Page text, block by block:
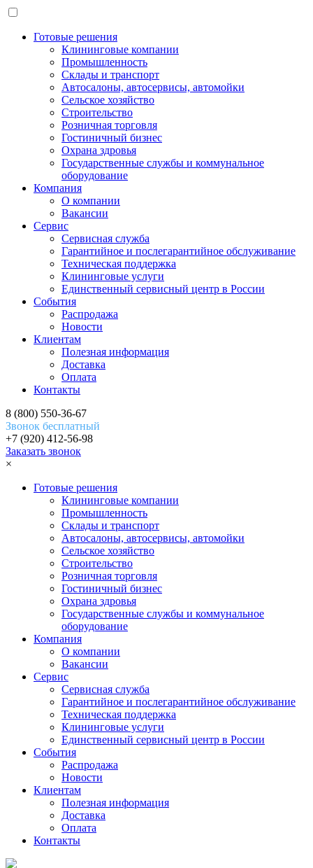
Готовые решения
Клининговые компании
Промышленность
Склады и транспорт
Автосалоны, автосервисы, автомойки
Сельское хозяйство
Строительство
Розничная торговля
Гостиничный бизнес
Охрана здровья
Государственные службы и коммунальное
оборудование
Компания
О компании
Вакансии
Сервис
Сервисная служба
Гарантийное и послегарантийное обслуживание
Техническая поддержка
Клининговые услуги
Единственный сервисный центр в России
События
Распродажа
Новости
Клиентам
Полезная информация
Доставка
Оплата
Контакты
8 (800) 550-36-67
Звонок бесплатный
+7 (920) 412-56-98
Заказать звонок
×
Готовые решения
Клининговые компании
Промышленность
Склады и транспорт
Автосалоны, автосервисы, автомойки
Сельское хозяйство
Строительство
Розничная торговля
Гостиничный бизнес
Охрана здровья
Государственные службы и коммунальное
оборудование
Компания
О компании
Вакансии
Сервис
Сервисная служба
Гарантийное и послегарантийное обслуживание
Техническая поддержка
Клининговые услуги
Единственный сервисный центр в России
События
Распродажа
Новости
Клиентам
Полезная информация
Доставка
Оплата
Контакты